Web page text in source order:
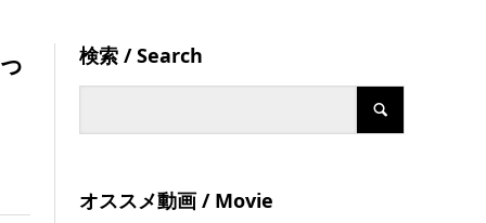
検索 / Search
オススメ動画 / Movie